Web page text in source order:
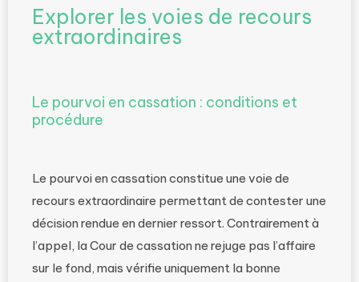
Explorer les voies de recours
extraordinaires
Le pourvoi en cassation : conditions et
procédure
Le pourvoi en cassation constitue une voie de
recours extraordinaire permettant de contester une
décision rendue en dernier ressort. Contrairement à
l’appel, la Cour de cassation ne rejuge pas l’affaire
sur le fond, mais vérifie uniquement la bonne